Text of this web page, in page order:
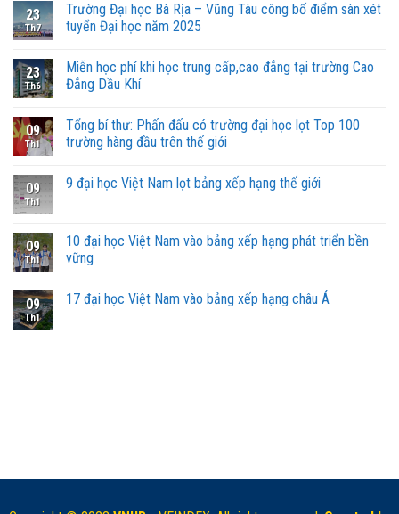
23
Th7
Trường Đại học Bà Rịa – Vũng Tàu công bố điểm sàn xét
tuyển Đại học năm 2025
23
Th6
Miễn học phí khi học trung cấp,cao đẳng tại trường Cao
Đẳng Dầu Khí
09
Th1
Tổng bí thư: Phấn đấu có trường đại học lọt Top 100
trường hàng đầu trên thế giới
09
Th1
9 đại học Việt Nam lọt bảng xếp hạng thế giới
09
Th1
10 đại học Việt Nam vào bảng xếp hạng phát triển bền
vững
09
Th1
17 đại học Việt Nam vào bảng xếp hạng châu Á